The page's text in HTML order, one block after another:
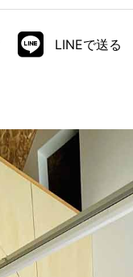
【ア
大川
天神
公式
WEB
LINEで送る